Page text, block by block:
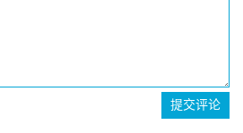
提交评论